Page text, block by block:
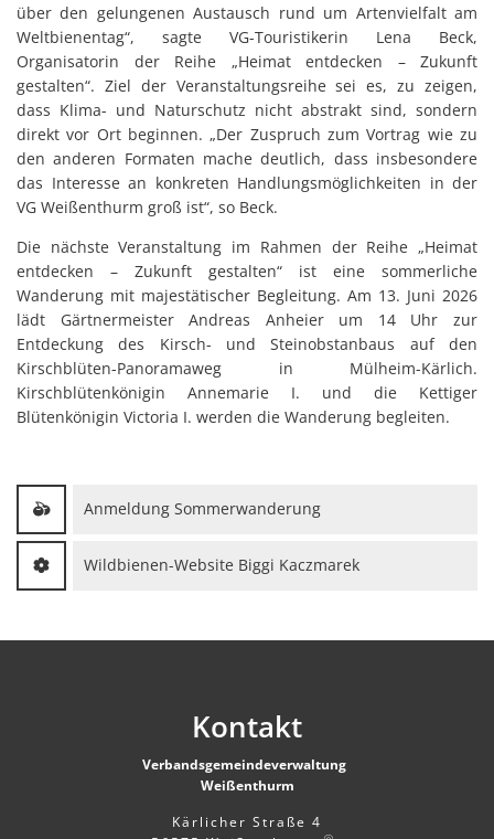
über den gelungenen Austausch rund um Artenvielfalt am
Weltbienentag“, sagte VG-Touristikerin Lena Beck,
Organisatorin der Reihe „Heimat entdecken – Zukunft
gestalten“. Ziel der Veranstaltungsreihe sei es, zu zeigen,
dass Klima- und Naturschutz nicht abstrakt sind, sondern
direkt vor Ort beginnen. „Der Zuspruch zum Vortrag wie zu
den anderen Formaten mache deutlich, dass insbesondere
das Interesse an konkreten Handlungsmöglichkeiten in der
VG Weißenthurm groß ist“, so Beck.
Die nächste Veranstaltung im Rahmen der Reihe „Heimat
entdecken – Zukunft gestalten“ ist eine sommerliche
Wanderung mit majestätischer Begleitung. Am 13. Juni 2026
lädt Gärtnermeister Andreas Anheier um 14 Uhr zur
Entdeckung des Kirsch- und Steinobstanbaus auf den
Kirschblüten-Panoramaweg in Mülheim-Kärlich.
Kirschblütenkönigin Annemarie I. und die Kettiger
Blütenkönigin Victoria I. werden die Wanderung begleiten.
Anmeldung Sommerwanderung
Wildbienen-Website Biggi Kaczmarek
Kontakt
Verbandsgemeindeverwaltung
Weißenthurm
Kärlicher Straße 4